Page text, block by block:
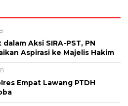
Aksi SIRA-PST, PN
Aspirasi ke Majelis Hakim
Empat Lawang PTDH